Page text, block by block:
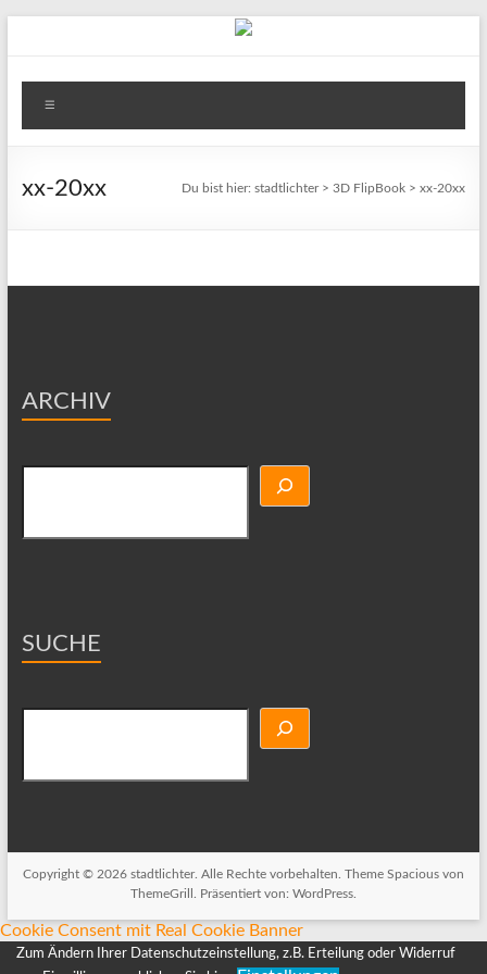
stadtlichter
Das
für
Winsen
xx-20xx Du bist hier:stadtlichter>3D FlipBook >xx-20xx
ARCHIV
SUCHE
Copyright © 2026 stadtlichter. Alle Rechte vorbehalten. Theme Spaciousvon
ThemeGrill. Präsentiert von: WordPress.
Cookie Consent mit Real Cookie Banner
Zum Ändern Ihrer Datenschutzeinstellung, z.B. Erteilung oder Widerruf